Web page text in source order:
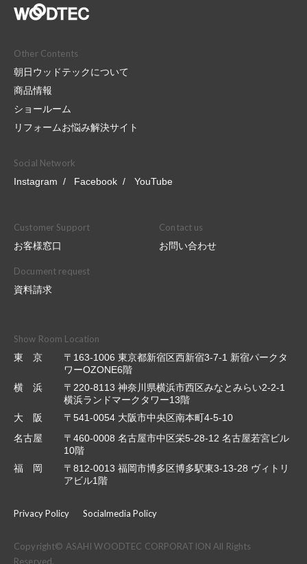
Other Contents
朝日ウッドテックについて
商品情報
ショールーム
リフォームお悩み解決サイト
Social Network
Instagram
Facebook YouTube
Customer Support
お客様窓口
Contact us
お問い合わせ
Document request
資料請求
Show Room Location
東 京
〒163-1006 東京都新宿区西新宿3-7-1 新宿パークタ
ワーOZONE6階
横 浜
〒220-8113 神奈川県横浜市西区みなとみらい2-2-1
横浜ランドマークタワー13階
大 阪
〒541-0054 大阪市中央区南本町4-5-10
名古屋
〒460-0008 名古屋市中区栄5-28-12 名古屋若宮ビル
10階
福 岡
〒812-0013 福岡市博多区博多駅東3-13-28 ヴィトリ
アビル1階
Privacy Policy Socialmedia Policy
Copyright© ASAHI WOODTEC CORPORATION All Rights
Reserved.